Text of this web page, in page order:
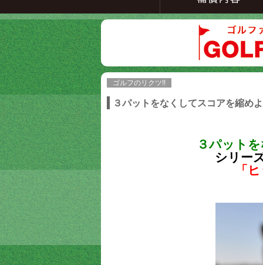
ゴルフのリクツ!!
３パットをなくしてスコアを縮め
３パット
シリー
「